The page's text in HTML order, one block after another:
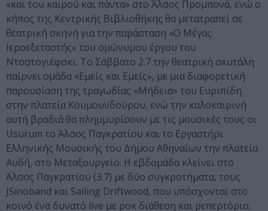
«και του καιρού και πάντα» στο Άλσος Προμπονά, ενώ ο
κήπος της Κεντρικής Βιβλιοθήκης θα μετατραπεί σε
θεατρική σκηνή για την παράσταση «Ο Μέγας
Ιεροεξεταστής» του ομώνυμου έργου του
Ντοστογιέφσκι. Το Σάββατο 2.7 την θεατρική σκυτάλη
παίρνει ομάδα «Εμείς και Εμείς», με μια διαφορετική
παρουσίαση της τραγωδίας «Μήδεια» του Ευριπίδη
στην πλατεία Κουμουνδούρου, ενώ την καλοκαιρινή
αυτή βραδιά θα πλημμυρίσουν με τις μουσικές τους οι
Usurum το Άλσος Παγκρατίου και το Εργαστήρι
Ελληνικής Μουσικής του Δήμου Αθηναίων την πλατεία
Αυδή, στο Μεταξουργείο. Η εβδομάδα κλείνει στο
Άλσος Παγκρατίου (3.7) με δύο συγκροτήματα, τους
JSinoband και Sailing Driftwood, που υπόσχονται στο
κοινό ένα δυνατό live με ροκ διάθεση και ρεπερτόριο.